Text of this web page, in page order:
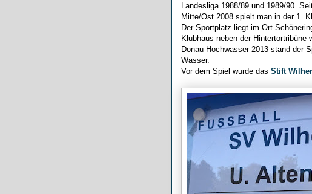
Landesliga 1988/89 und 1989/90.
Mitte/Ost 2008 spielt man in der 1.
Der Sportplatz liegt im Ort
Klubhaus neben der Hintertortribüne
Donau-Hochwasser 2013 stand der
Wasser.
Vor dem Spiel wurde das Stift